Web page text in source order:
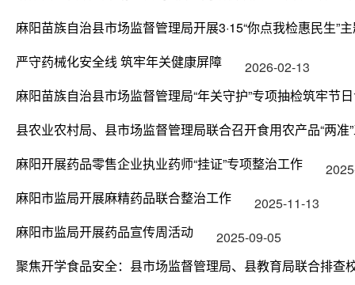
麻阳苗族自治县市场监督管理局开展3·15“你点我检惠民生”
严守药械化安全线 筑牢年关健康屏障
2026-02-13
麻阳苗族自治县市场监督管理局“年关守护”专项抽检筑牢节
县农业农村局、县市场监督管理局联合召开食用农产品“两
麻阳开展药品零售企业执业药师“挂证”专项整治工作
麻阳市监局开展麻精药品联合整治工作
2025-11-13
麻阳市监局开展药品宣传周活动
2025-09-05
聚焦开学食品安全：县市场监督管理局、县教育局联合排查